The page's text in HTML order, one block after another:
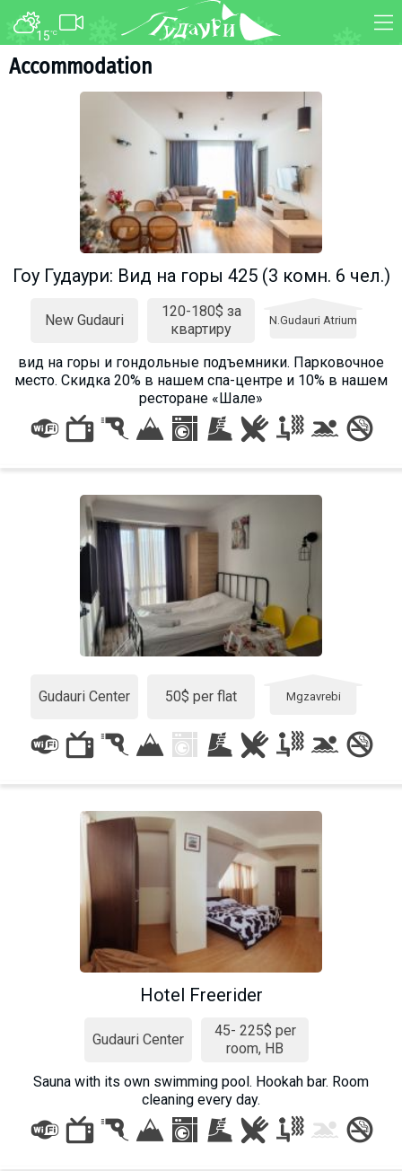
15°C
Accommodation
Гоу Гудаури: Вид на горы 425 (3 комн. 6 чел.)
New Gudauri
120-180$ за
квартиру
N.Gudauri Atrium
вид на горы и гондольные подъемники. Парковочное
место. Cкидка 20% в нашем спа-центре и 10% в нашем
ресторане «Шале»
Gudauri Center 50$ per flat Mgzavrebi
Hotel Freerider
Gudauri Center
45- 225$ per
room, HB
Sauna with its own swimming pool. Hookah bar. Room
cleaning every day.
FORUM
TRANSFER
About ski resort
Ski instructors
Ski rent
Ski service
Kids in Gudauri
Events schedule
Join telegram
Gudauri
INFO
LODGING
Apartments
Cottages
Hotels
Hot deals
Long term rent
Other
GEORGIA
About Georgia
What to drink?
Local money
Mobile phones
Gallery
Travel reports
Safety